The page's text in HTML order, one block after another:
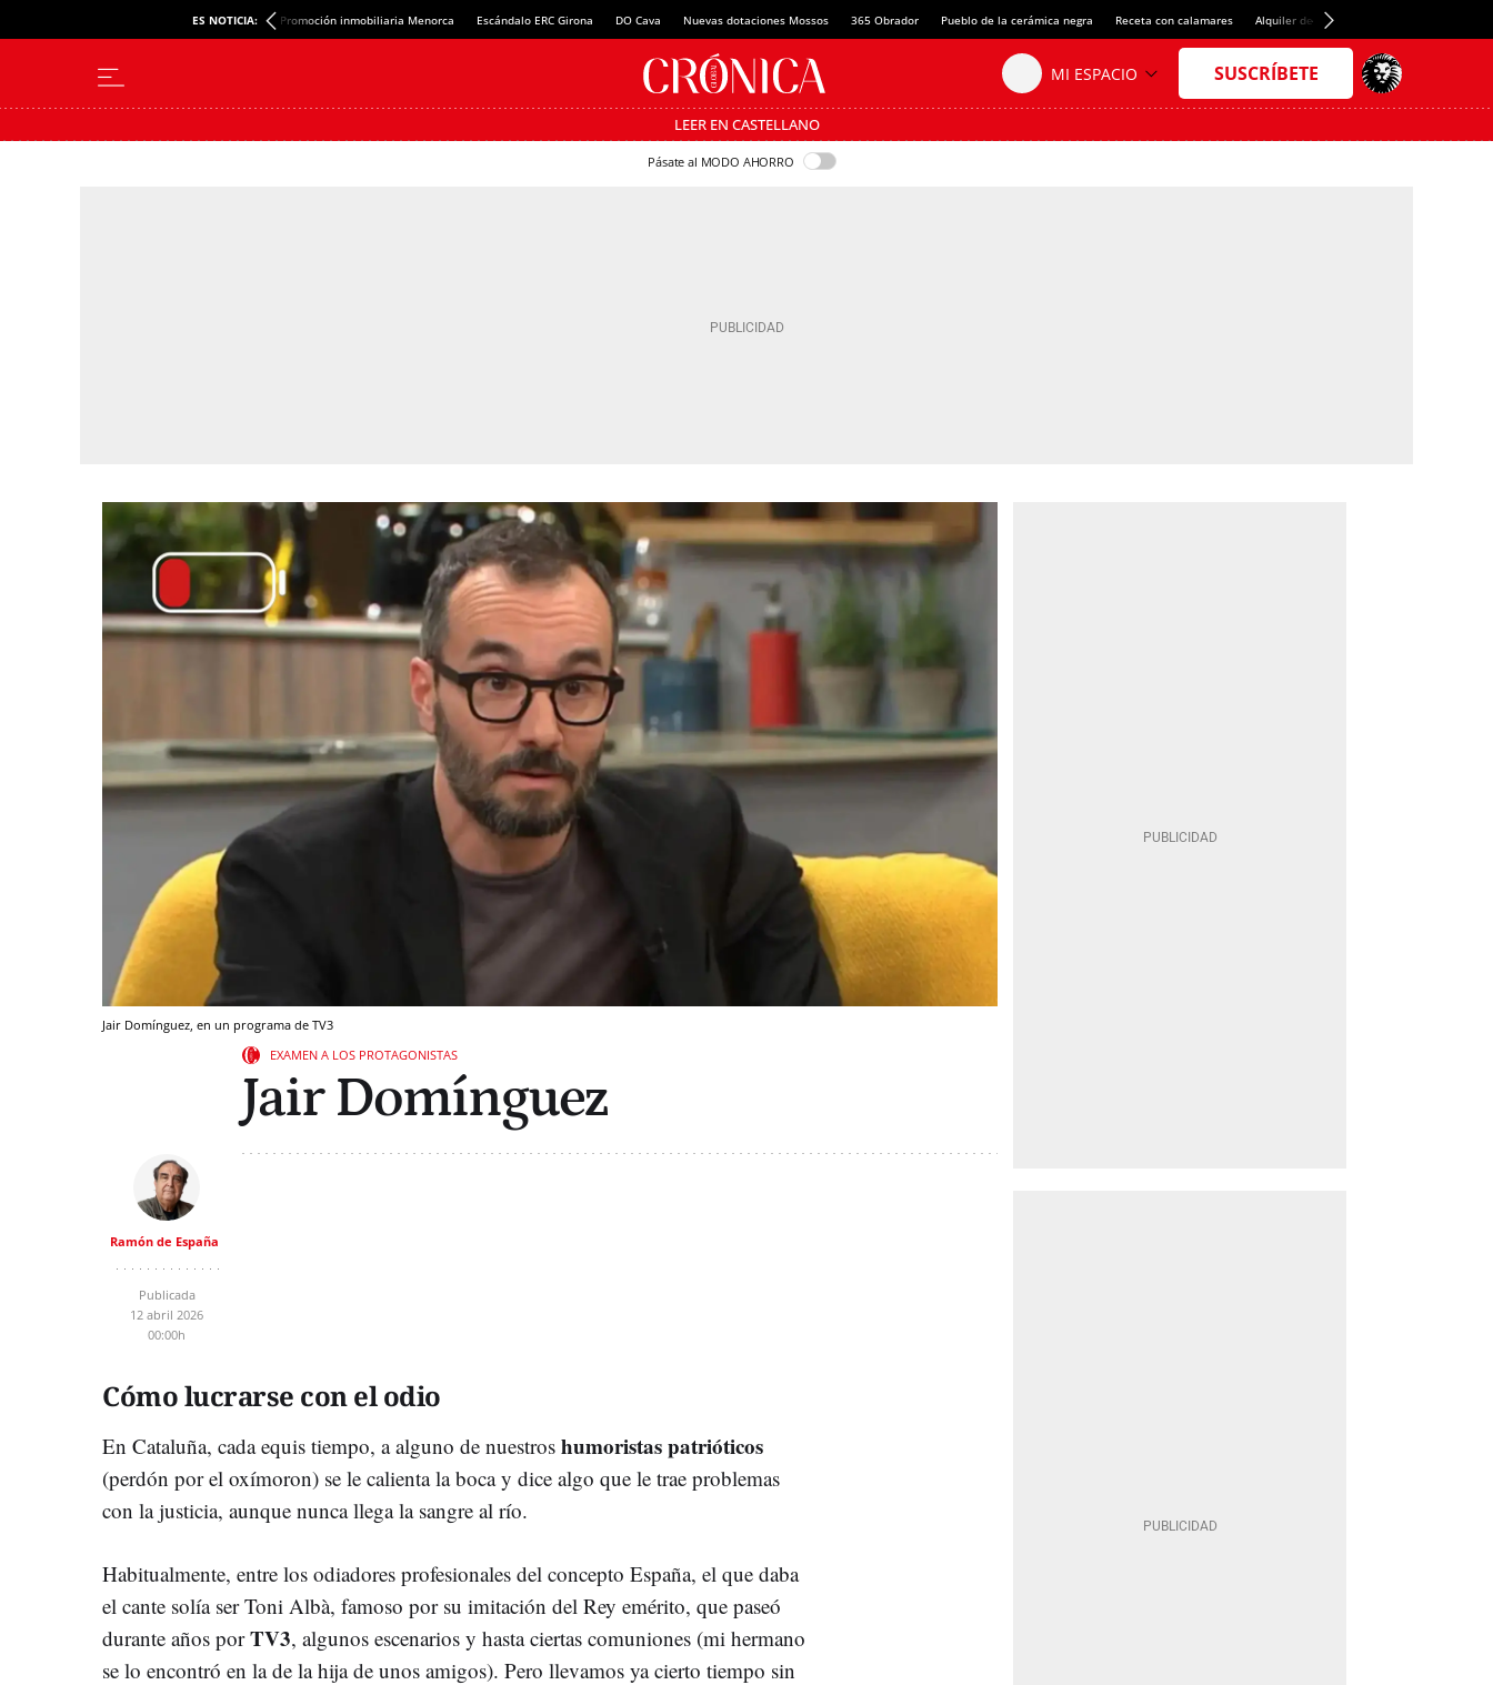
ES NOTICIA: Promoción inmobiliaria Menorca Escándalo ERC Girona DO Cava Nuevas dotaciones Mossos 365 Obrador Pueblo de la cerámica negra Receta con calamares Alquiler de habitaciones en España
LEER EN CASTELLANO
Pásate al MODO AHORRO
Jair Domínguez, en un programa de TV3
EXAMEN A LOS PROTAGONISTAS
Jair Domínguez
Ramón de España
Publicada
12 abril 2026
00:00h
Cómo lucrarse con el odio
En Cataluña, cada equis tiempo, a alguno de nuestros humoristas patrióticos
(perdón por el oxímoron) se le calienta la boca y dice algo que le trae problemas
con la justicia, aunque nunca llega la sangre al río.
Habitualmente, entre los odiadores profesionales del concepto España, el que daba
el cante solía ser Toni Albà, famoso por su imitación del Rey emérito, que paseó
durante años porTV3, algunos escenarios y hasta ciertas comuniones (mi hermano
se lo encontró en la de la hija de unos amigos). Pero llevamos ya cierto tiempo sin